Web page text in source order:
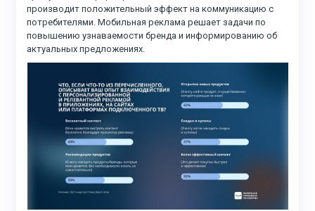
производит положительный эффект на коммуникацию с
потребителями. Мобильная реклама решает задачи по
повышению узнаваемости бренда и информированию об
актуальных предложениях.